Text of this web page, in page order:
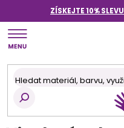
obsah
ZÍSKEJTE 10%